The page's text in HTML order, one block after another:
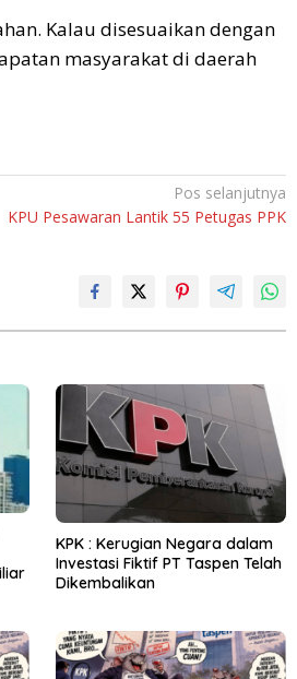
Kalau disesuaikan dengan
masyarakat di daerah
Pos selanjutnya
KPU Pesawaran Lantik 55 Petugas PPK
KPK : Kerugian Negara dalam
Investasi Fiktif PT Taspen Telah
Dikembalikan